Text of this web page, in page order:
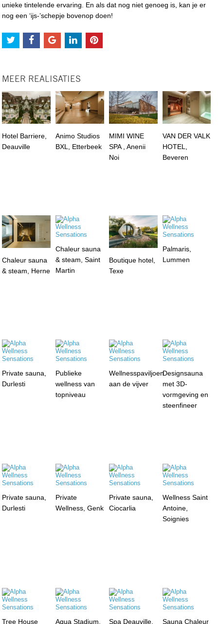
unieke tintelende ervaring. En als dat nog niet genoeg is, kan je er
nog een ‘ijs-’schepje bovenop doen!
MEER REALISATIES
Hotel Barriere,
Deauville
Animo Studios
BXL, Etterbeek
MIMI WINE
SPA , Anenii
Noi
VAN DER VALK
HOTEL,
Beveren
Chaleur sauna
& steam, Herne
Chaleur sauna
& steam, Saint
Martin
Boutique hotel,
Texe
Palmaris,
Lummen
Private sauna,
Durlesti
Publieke
wellness van
topniveau
Wellnesspaviljoen
aan de vijver
Designsauna
met 3D-
vormgeving en
steenfineer
Private sauna,
Durlesti
Private
Wellness, Genk
Private sauna,
Ciocarlia
Wellness Saint
Antoine,
Soignies
Tree House Aqua Stadium, Spa Deauville, Sauna Chaleur